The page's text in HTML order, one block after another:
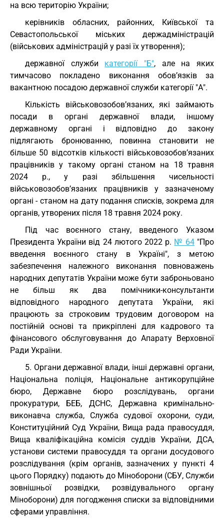
на всю територію України;
керівників обласних, районних, Київської та
Севастопольської міських держадміністрацій
(військових адміністрацій у разі їх утворення);
державної служби категорії "Б", але на яких
тимчасово покладено виконання обов’язків за
вакантною посадою державної служби категорії "А".
Кількість військовозобов’язаних, які займають
посади в органі державної влади, іншому
державному органі і відповідно до закону
підлягають бронюванню, повинна становити не
більше 50 відсотків кількості військовозобов’язаних
працівників у такому органі станом на 18 травня
2024 р., у разі збільшення чисельності
військовозобов’язаних працівників у зазначеному
органі - станом на дату подання списків, зокрема для
органів, утворених після 18 травня 2024 року.
Під час воєнного стану, введеного Указом
Президента України від 24 лютого 2022 р. № 64"Про
введення воєнного стану в Україні", з метою
забезпечення належного виконання повноважень
народних депутатів України може бути заброньовано
не більш як два помічники-консультанти
відповідного народного депутата України, які
працюють за строковим трудовим договором на
постійній основі та прикріплені для кадрового та
фінансового обслуговування до Апарату Верховної
Ради України.
5. Органи державної влади, інші державні органи,
Національна поліція, Національне антикорупційне
бюро, Державне бюро розслідувань, органи
прокуратури, БЕБ, ДСНС, Державна кримінально-
виконавча служба, Служба судової охорони, суди,
Конституційний Суд України, Вища рада правосуддя,
Вища кваліфікаційна комісія суддів України, ДСА,
установи системи правосуддя та органи досудового
розслідування (крім органів, зазначених у пункті 4
цього Порядку) подають до Міноборони (СБУ, Служби
зовнішньої розвідки, розвідувального органу
Міноборони) для погодження списки за відповідними
сферами управління.